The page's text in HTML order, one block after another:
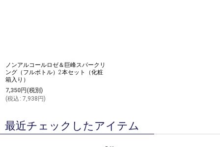
ノンアルコールロゼ＆巨峰スパークリ
ング（フルボトル）2本セット（化粧
箱入り）
7,350円 (税別)
(税込 : 7,938 円)
最近チェックしたアイテム